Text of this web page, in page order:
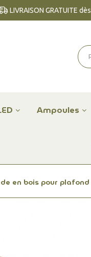
LIVRAISON GRATUITE dès
Ampoules
en bois pour